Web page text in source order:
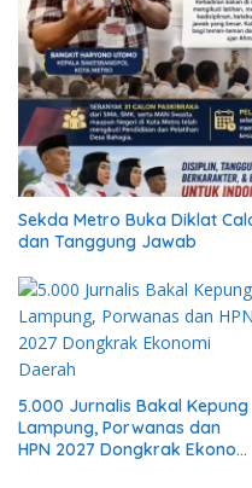
Sekda Metro Buka Diklat
dan Tanggung Jawab
5.000 Jurnalis Bakal Kepung
Lampung, Porwanas dan
HPN 2027 Dongkrak Ekonomi